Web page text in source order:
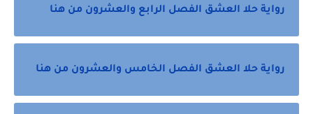
رواية حلا العشق الفصل الرابع والعشرون من هنا
رواية حلا العشق الفصل الخامس والعشرون من هنا